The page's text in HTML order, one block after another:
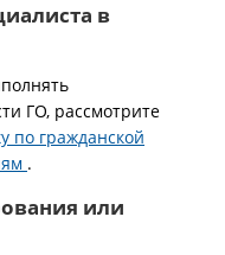
в
ГО, рассмотрите
по гражданской
.
или